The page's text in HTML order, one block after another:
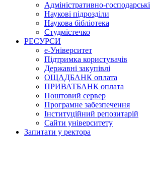
Адміністративно-господарські
Наукові підрозділи
Наукова бібліотека
Студмістечко
РЕСУРСИ
е-Університет
Підтримка користувачів
Державні закупівлі
ОЩАДБАНК оплата
ПРИВАТБАНК оплата
Поштовий сервер
Програмне забезпечення
Інституційний репозитарій
Сайти університету
Запитати у ректора